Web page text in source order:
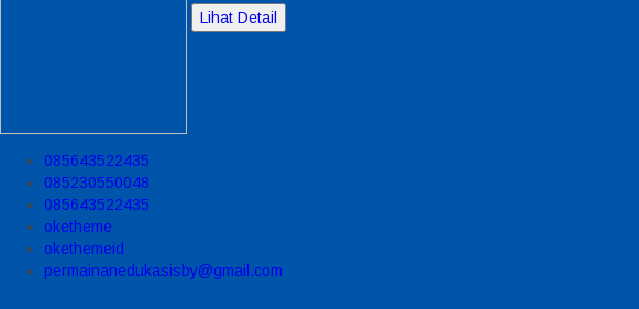
Lihat Detail
085643522435
085230550048
085643522435
oketheme
okethemeid
permainanedukasisby@gmail.com